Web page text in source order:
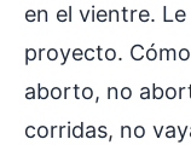
en el vientre.
proyecto.
aborto, no
corridas, no